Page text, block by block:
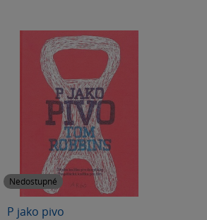
Nedostupné
P jako pivo